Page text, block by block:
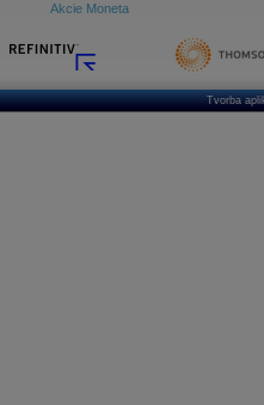
Akcie Moneta
Tvorba